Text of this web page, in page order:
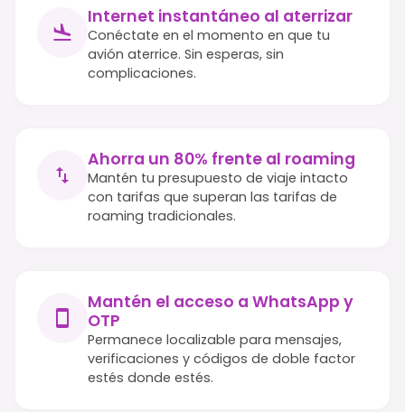
Internet instantáneo al aterrizar
Conéctate en el momento en que tu
avión aterrice. Sin esperas, sin
complicaciones.
Ahorra un 80% frente al roaming
Mantén tu presupuesto de viaje intacto
con tarifas que superan las tarifas de
roaming tradicionales.
Mantén el acceso a WhatsApp y
OTP
Permanece localizable para mensajes,
verificaciones y códigos de doble factor
estés donde estés.